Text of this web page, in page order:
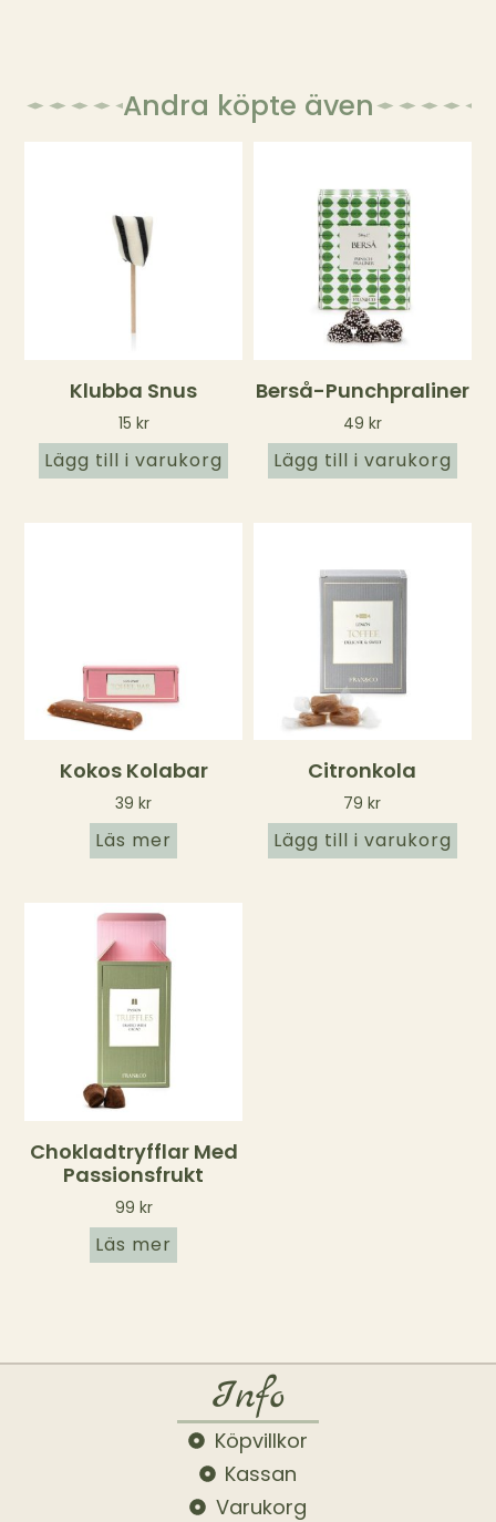
Andra köpte även
Klubba Snus
15 kr
Lägg till i varukorg
Berså-Punchpraliner
49 kr
Lägg till i varukorg
Kokos Kolabar
39kr
Läs mer
Citronkola
79kr
Lägg till i varukorg
Chokladtryfflar Med
Passionsfrukt
99 kr
Läs mer
Info
Köpvillkor
Kassan
Varukorg